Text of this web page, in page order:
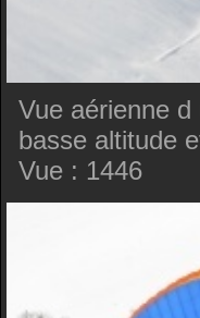
Vue aérienne
basse altitude
Vue : 1446